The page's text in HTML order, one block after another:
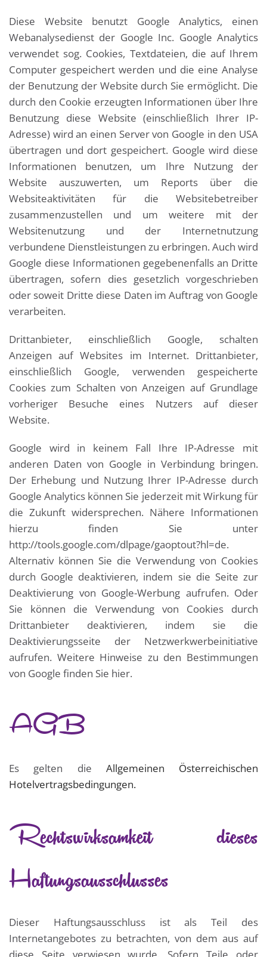
Diese Website benutzt Google Analytics, einen
Webanalysedienst der Google Inc. Google Analytics
verwendet sog. Cookies, Textdateien, die auf Ihrem
Computer gespeichert werden und die eine Analyse
der Benutzung der Website durch Sie ermöglicht. Die
durch den Cookie erzeugten Informationen über Ihre
Benutzung diese Website (einschließlich Ihrer IP-
Adresse) wird an einen Server von Google in den USA
übertragen und dort gespeichert. Google wird diese
Informationen benutzen, um Ihre Nutzung der
Website auszuwerten, um Reports über die
Websiteaktivitäten für die Websitebetreiber
zusammenzustellen und um weitere mit der
Websitenutzung und der Internetnutzung
verbundene Dienstleistungen zu erbringen. Auch wird
Google diese Informationen gegebenenfalls an Dritte
übertragen, sofern dies gesetzlich vorgeschrieben
oder soweit Dritte diese Daten im Auftrag von Google
verarbeiten.
Drittanbieter, einschließlich Google, schalten
Anzeigen auf Websites im Internet. Drittanbieter,
einschließlich Google, verwenden gespeicherte
Cookies zum Schalten von Anzeigen auf Grundlage
vorheriger Besuche eines Nutzers auf dieser
Website.
Google wird in keinem Fall Ihre IP-Adresse mit
anderen Daten von Google in Verbindung bringen.
Der Erhebung und Nutzung Ihrer IP-Adresse durch
Google Analytics können Sie jederzeit mit Wirkung für
die Zukunft widersprechen. Nähere Informationen
hierzu finden Sie unter
http://tools.google.com/dlpage/gaoptout?hl=de.
Alternativ können Sie die Verwendung von Cookies
durch Google deaktivieren, indem sie die Seite zur
Deaktivierung von Google-Werbung aufrufen. Oder
Sie können die Verwendung von Cookies durch
Drittanbieter deaktivieren, indem sie die
Deaktivierungsseite der Netzwerkwerbeinitiative
aufrufen. Weitere Hinweise zu den Bestimmungen
von Google finden Sie hier.
AGB
Es gelten die Allgemeinen Österreichischen
Hotelvertragsbedingungen.
Rechtswirksamkeit dieses
Haftungsausschlusses
Dieser Haftungsausschluss ist als Teil des
Internetangebotes zu betrachten, von dem aus auf